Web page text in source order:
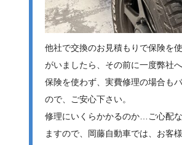
他社で交換のお見積もりで保険を
がいましたら、その前に一度弊社
保険を使わず、実費修理の場合も
ので、ご安心下さい。
修理にいくらかかるのか…ご心配
ますので、岡藤自動車では、お客